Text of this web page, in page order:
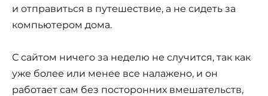
и отправиться в путешествие, а не сидеть за
компьютером дома.
С сайтом ничего за неделю не случится, так как
уже более или менее все налажено, и он
работает сам без посторонних вмешательств,